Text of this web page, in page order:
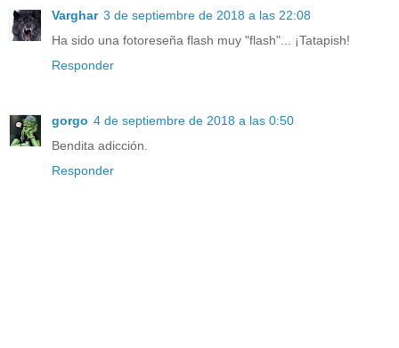
Varghar 3 de septiembre de 2018 a las 22:08
Ha sido una fotoreseña flash muy "flash"... ¡Tatapish!
Responder
gorgo 4 de septiembre de 2018 a las 0:50
Bendita adicción.
Responder